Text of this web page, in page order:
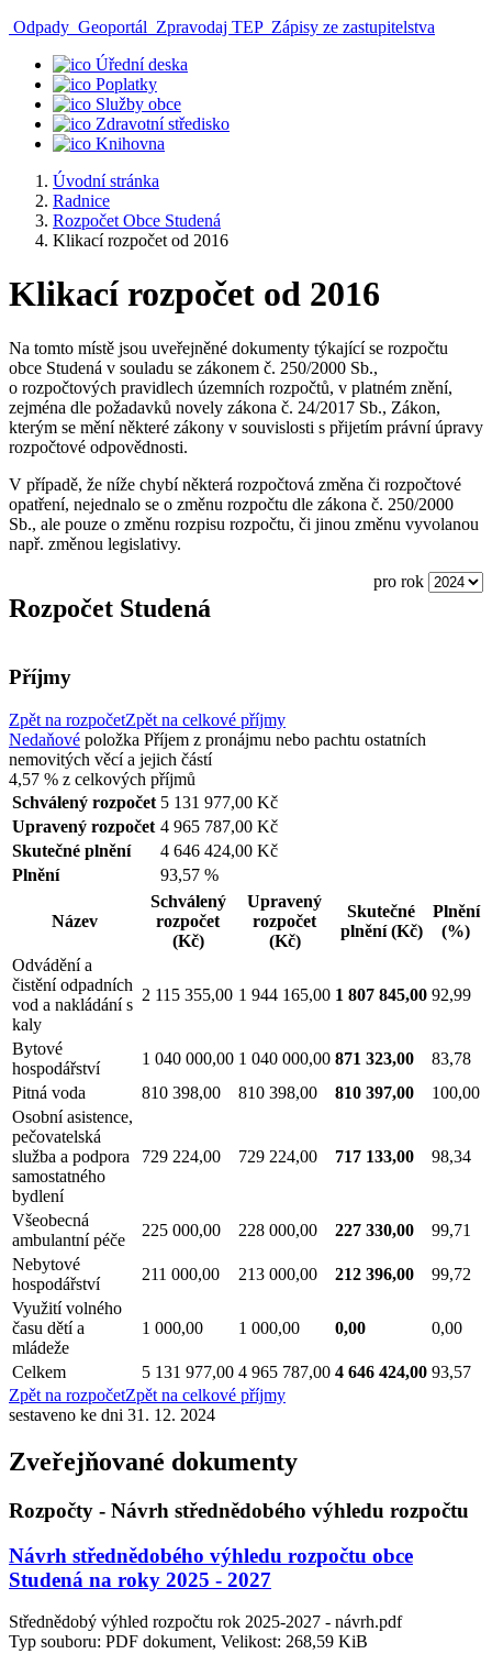
Odpady Geoportál Zpravodaj TEP Zápisy ze zastupitelstva
Úřední deska
Poplatky
Služby obce
Zdravotní středisko
Knihovna
Úvodní stránka
Radnice
Rozpočet Obce Studená
Klikací rozpočet od 2016
Klikací rozpočet od 2016
Na tomto místě jsou uveřejněné dokumenty týkající se rozpočtu
obce Studená v souladu se zákonem č. 250/2000 Sb.,
o rozpočtových pravidlech územních rozpočtů, v platném znění,
zejména dle požadavků novely zákona č. 24/2017 Sb., Zákon,
kterým se mění některé zákony v souvislosti s přijetím právní úpravy
rozpočtové odpovědnosti.
V případě, že níže chybí některá rozpočtová změna či rozpočtové
opatření, nejednalo se o změnu rozpočtu dle zákona č. 250/2000
Sb., ale pouze o změnu rozpisu rozpočtu, či jinou změnu vyvolanou
např. změnou legislativy.
pro rok
Rozpočet Studená
Příjmy
Zpět na rozpočetZpět na celkové příjmy
Nedaňové položka Příjem z pronájmu nebo pachtu ostatních
nemovitých věcí a jejich částí
4,57 % z celkových příjmů
Schválený rozpočet 5 131 977,00 Kč
Upravený rozpočet 4 965 787,00 Kč
Skutečné plnění
4 646 424,00 Kč
Plnění
93,57 %
Název
Schválený
rozpočet
(Kč)
Upravený
rozpočet
(Kč)
Skutečné
plnění(Kč)
Plnění
(%)
Odvádění a
čistění odpadních
vod a nakládání s
kaly
2 115 355,00 1 944 165,00 1 807 845,00 92,99
Bytové
hospodářství
1 040 000,00 1 040 000,00 871 323,00
83,78
Pitná voda
810 398,00 810 398,00 810 397,00
100,00
Osobní asistence,
pečovatelská
služba a podpora
samostatného
bydlení
729 224,00 729 224,00 717 133,00 98,34
Všeobecná
ambulantní péče
225 000,00 228 000,00 227 330,00
99,71
Nebytové
hospodářství
211 000,00 213 000,00 212 396,00
99,72
Využití volného
času dětí a
mládeže
1 000,00 1 000,00 0,00 0,00
Celkem 5 131 977,00 4 965 787,00 4 646 424,00 93,57
Zpět na rozpočetZpět na celkové příjmy
sestaveno ke dni 31. 12. 2024
Zveřejňované dokumenty
Rozpočty - Návrh střednědobého výhledu rozpočtu
Návrh střednědobého výhledu rozpočtu obce
Studená na roky 2025 - 2027
Střednědobý výhled rozpočtu rok 2025-2027 - návrh.pdf
Typ souboru: PDF dokument, Velikost: 268,59 KiB